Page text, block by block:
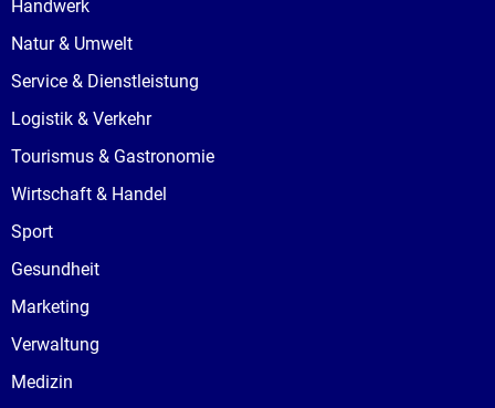
Handwerk
Natur & Umwelt
Service & Dienstleistung
Logistik & Verkehr
Tourismus & Gastronomie
Wirtschaft & Handel
Sport
Gesundheit
Marketing
Verwaltung
Medizin